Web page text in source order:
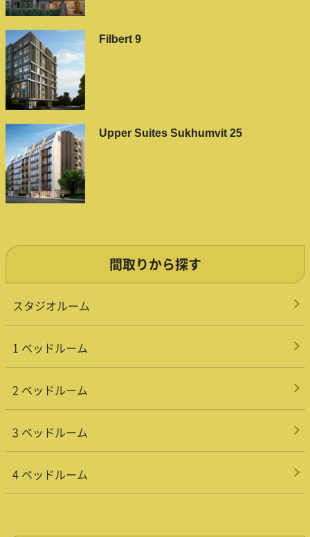
Filbert 9
Upper Suites Sukhumvit 25
間取りから探す
スタジオルーム
1 ベッドルーム
2 ベッドルーム
3 ベッドルーム
4 ベッドルーム